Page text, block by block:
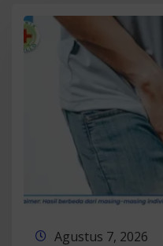
Agustus 7, 2026